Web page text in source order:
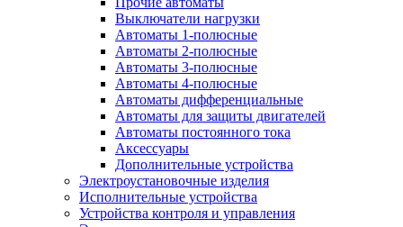
Выключатели нагрузки
Автоматы 1-полюсные
Автоматы 2-полюсные
Автоматы 3-полюсные
Автоматы 4-полюсные
Автоматы дифференциальные
Автоматы для защиты двигателей
Автоматы постоянного тока
Аксессуары
Дополнительные устройства
Электроустановочные изделия
Исполнительные устройства
Устройства контроля и управления